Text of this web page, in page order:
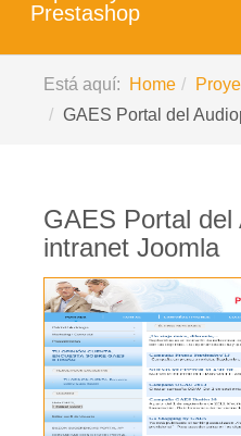
Prestashop
Está aquí: Home
GAES Portal del
GAES Portal del
intranet Joomla